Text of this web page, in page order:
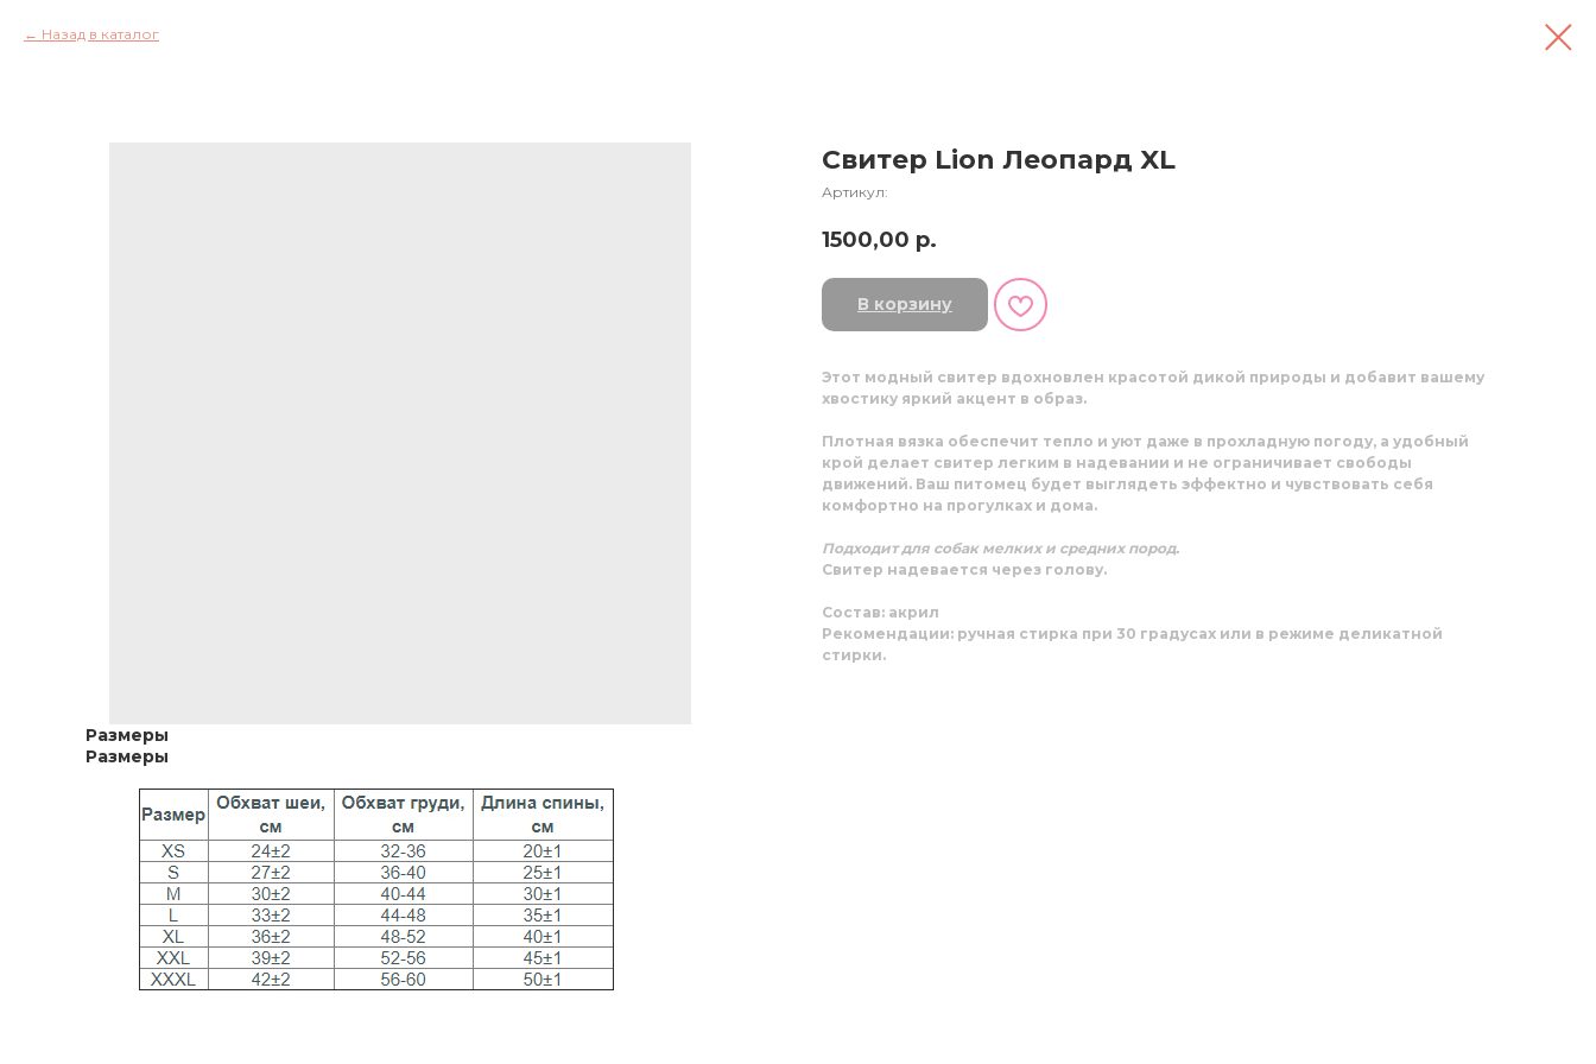
Назад в каталог
Свитер Lion Леопард XL
Артикул:
1500,00 р.
В корзину
Этот модный свитер вдохновлен красотой дикой природы и добавит вашему
хвостику яркий акцент в образ.
Плотная вязка обеспечит тепло и уют даже в прохладную погоду, а удобный
крой делает свитер легким в надевании и не ограничивает свободы
движений. Ваш питомец будет выглядеть эффектно и чувствовать себя
комфортно на прогулках и дома.
Подходит для собак мелких и средних пород.
Свитер надевается через голову.
Состав: акрил
Рекомендации: ручная стирка при 30 градусах или в режиме деликатной
стирки.
Размеры
Размеры